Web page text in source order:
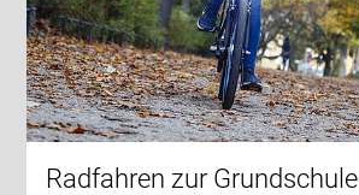
Radfahren zur Grundschule